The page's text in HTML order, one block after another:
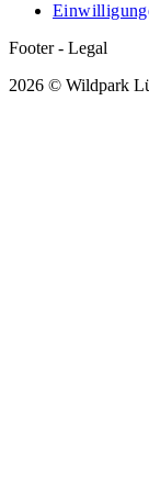
Footer - Legal
2026 © Wildpark